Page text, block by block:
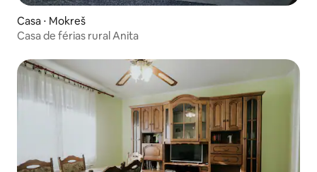
Casa ⋅ Mokreš
Casa de férias rural Anita